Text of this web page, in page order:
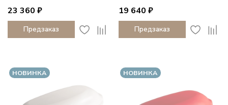
23 360 ₽
Предзаказ
19 640 ₽
Предзаказ
НОВИНКА НОВИНКА